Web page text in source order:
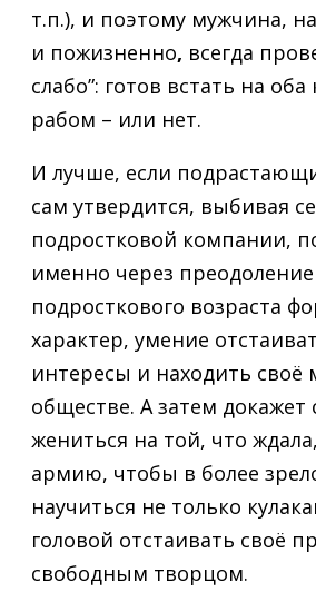
т.п.), и поэтому мужчина,
и пожизненно, всегда
слабо”: готов встать на оба
рабом – или нет.
И лучше, если
сам утвердится, выбивая
подростковой компании,
именно через
подросткового возраста
характер, умение
интересы и находить своё
обществе. А затем докажет
жениться на той, что
армию, чтобы в более
научиться не только
головой отстаивать своё
свободным творцом.